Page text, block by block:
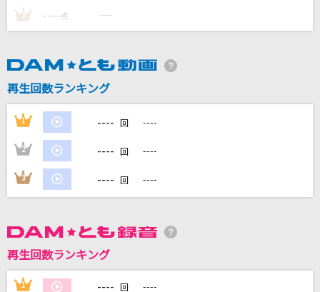
[生音]HOT LIMIT
ビリミリオン
優里
DAMの新曲・ランキングなど
DAMに会員登録・ログインして
カラオケをもっと楽しもう！
3 ---- 点 ----
再生回数ランキング
1 ---- 回 ----
2 ---- 回 ----
3 ---- 回 ----
再生回数ランキング
1 ---- 回 ----